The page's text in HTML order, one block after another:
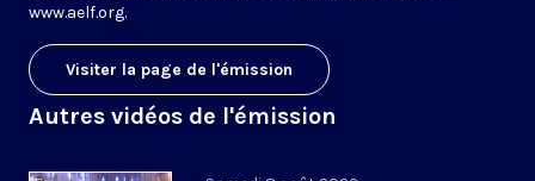
www.aelf.org.
Visiter la page de l'émission
Autres vidéos de l'émission